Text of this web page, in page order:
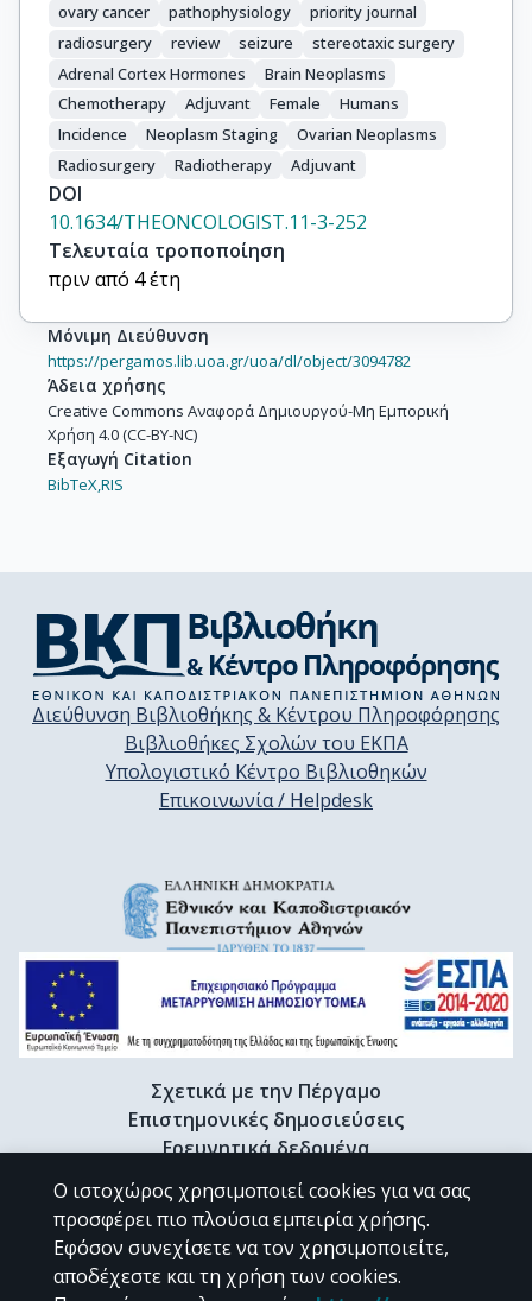
ovary cancer
pathophysiology
priority journal
radiosurgery
review seizure
stereotaxic surgery
Adrenal Cortex Hormones
Brain Neoplasms
Chemotherapy
Adjuvant Female
Humans
Incidence
Neoplasm Staging
Ovarian Neoplasms
Radiosurgery
Radiotherapy Adjuvant
DOI
10.1634/THEONCOLOGIST.11-3-252
Τελευταία τροποποίηση
πριν από 4 έτη
Μόνιμη Διεύθυνση
https://pergamos.lib.uoa.gr/uoa/dl/object/3094782
Άδεια χρήσης
Creative Commons Αναφορά Δημιουργού-Μη Εμπορική
Χρήση 4.0 (CC-BY-NC)
Εξαγωγή Citation
BibTeX,RIS
Διεύθυνση Βιβλιοθήκης & Κέντρου Πληροφόρησης
Βιβλιοθήκες Σχολών του ΕΚΠΑ
Υπολογιστικό Κέντρο Βιβλιοθηκών
Επικοινωνία / Helpdesk
Σχετικά με την Πέργαμο
Επιστημονικές δημοσιεύσεις
Ερευνητικά δεδομένα
Διδακτορικές διατριβές & Γκρίζα βιβλιογραφία
Προφίλ Ερευνητή
CC BY-NC 4.0
Ο ιστοχώρος χρησιμοποιεί cookies για να σας
προσφέρει πιο πλούσια εμπειρία χρήσης.
Εφόσον συνεχίσετε να τον χρησιμοποιείτε,
αποδέχεστε και τη χρήση των cookies.